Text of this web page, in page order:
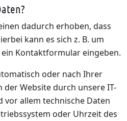
dadurch erhoben, dass
kann es sich z. B. um
ein Kontaktformular eingeben.
oder nach Ihrer
der Website durch unsere IT-
vor allem technische Daten
oder Uhrzeit des